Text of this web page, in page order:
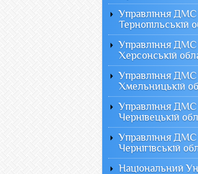
Управління ДМС
Тернопільській
Управління ДМС
Херсонській
Управління ДМС
Хмельницькій
Управління ДМС
Чернівецькій
Управління ДМС
Чернігівській
Національний